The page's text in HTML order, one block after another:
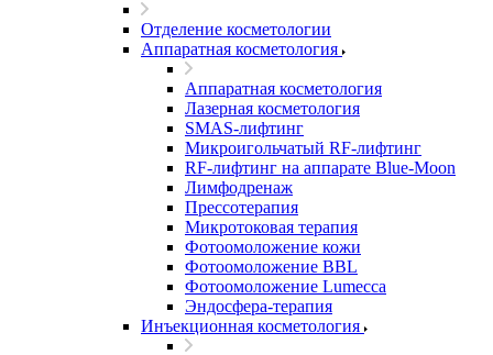
Отделение косметологии
Аппаратная косметология
Аппаратная косметология
Лазерная косметология
SMAS-лифтинг
Микроигольчатый RF-лифтинг
RF-лифтинг на аппарате Blue-Moon
Лимфодренаж
Прессотерапия
Микротоковая терапия
Фотоомоложение кожи
Фотоомоложение BBL
Фотоомоложение Lumecca
Эндосфера-терапия
Инъекционная косметология